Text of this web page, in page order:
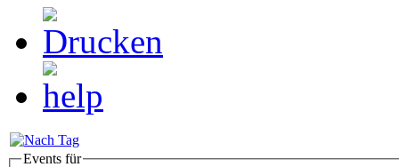
Events für